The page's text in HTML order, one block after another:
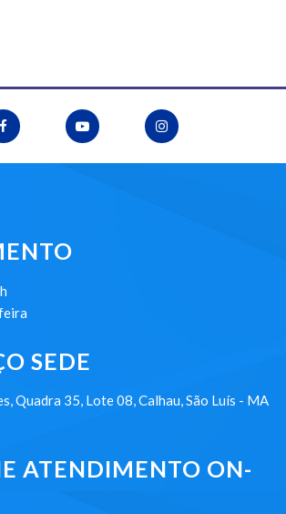
SEDE
Quadra 35, Lote 08, Calhau, São Luís - MA
ATENDIMENTO ON-